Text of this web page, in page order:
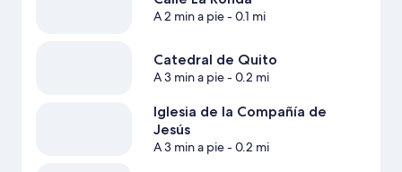
A 2 min a pie- 0.1 mi
Catedral de Quito
A 3 min a pie- 0.2 mi
Iglesia de la Compañía de
Jesús
A 3 min a pie- 0.2 mi